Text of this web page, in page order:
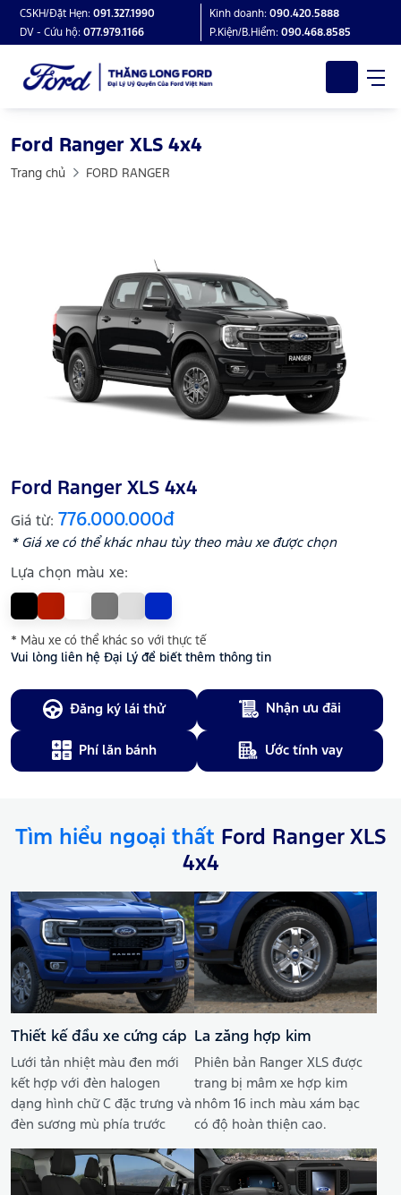
CSKH/Đặt Hẹn: 091.327.1990 Kinh doanh: 090.420.5888
DV - Cứu hộ: 077.979.1166 P.Kiện/B.Hiểm: 090.468.8585
Ford Ranger XLS 4x4
Trang chủ FORD RANGER
Ford Ranger XLS 4x4
Giá từ: 776.000.000đ
* Giá xe có thể khác nhau tùy theo màu xe được chọn
Lựa chọn màu xe:
* Màu xe có thể khác so với thực tế
Vui lòng liên hệ Đại Lý để biết thêm thông tin
Đăng ký lái thử Nhận ưu đãi
Phí lăn bánh Ước tính vay
Tìm hiểu ngoại thất Ford Ranger XLS
4x4
Thiết kế đầu xe cứng cáp
Lưới tản nhiệt màu đen mới
kết hợp với đèn halogen
dạng hình chữ C đặc trưng và
đèn sương mù phía trước
La zăng hợp kim
Phiên bản Ranger XLS được
trang bị mâm xe hợp kim
nhôm 16 inch màu xám bạc
có độ hoàn thiện cao.